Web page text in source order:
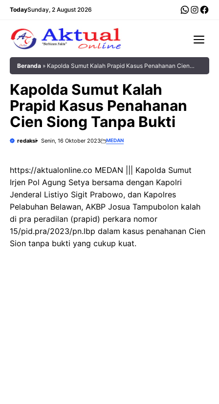
Langsung
TodaySunday, 2 August 2026
Beranda » Kapolda Sumut Kalah Prapid Kasus Penahanan Cien
Kapolda Sumut Kalah
Prapid Kasus Penahanan
Cien Siong Tanpa Bukti
redaksi Senin, 16 Oktober 2023 MEDAN
https://aktualonline.co MEDAN ||| Kapolda Sumut
Irjen Pol Agung Setya bersama dengan Kapolri
Jenderal Listiyo Sigit Prabowo, dan Kapolres
Pelabuhan Belawan, AKBP Josua Tampubolon kalah
di pra peradilan (prapid) perkara nomor
15/pid.pra/2023/pn.lbp dalam kasus penahanan Cien
Sion tanpa bukti yang cukup kuat.